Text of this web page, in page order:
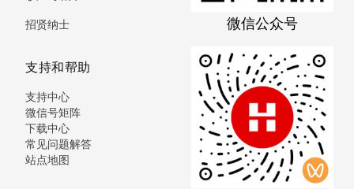
招贤纳士
支持和帮助
支持中心
微信号矩阵
下载中心
常见问题解答
站点地图
微信公众号